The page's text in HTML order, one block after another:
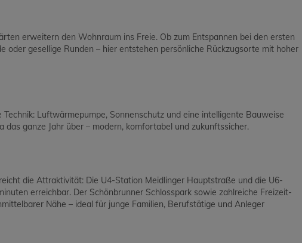
erweitern den Wohnraum ins Freie. Ob zum Entspannen bei den ersten
oder gesellige Runden – hier entstehen persönliche Rückzugsorte mit hoher
Luftwärmepumpe, Sonnenschutz und eine intelligente Bauweise
das ganze Jahr über – modern, komfortabel und zukunftssicher.
die Attraktivität: Die U4-Station Meidlinger Hauptstraße und die U6-
erreichbar. Der Schönbrunner Schlosspark sowie zahlreiche Freizeit-
Nähe – ideal für junge Familien, Berufstätige und Anleger